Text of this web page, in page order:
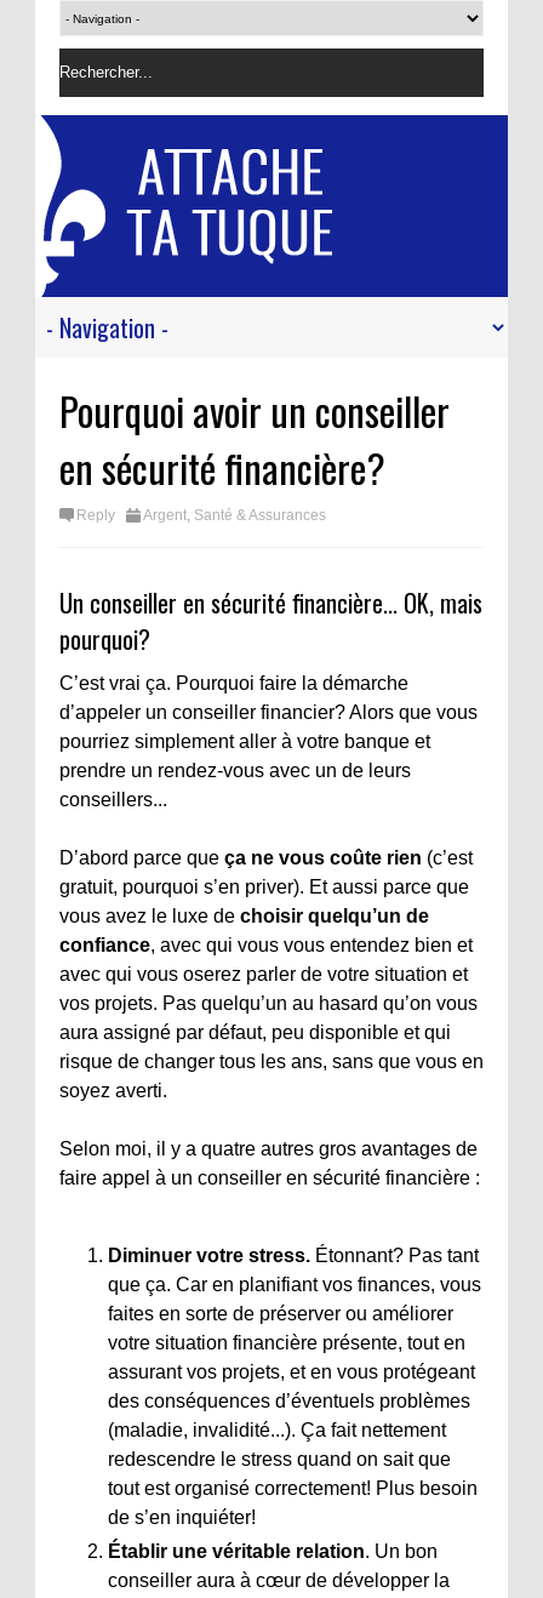
Pourquoi avoir un conseiller
en sécurité financière?
Reply Argent, Santé & Assurances
Un conseiller en sécurité financière... OK, mais
pourquoi?
C’est vrai ça. Pourquoi faire la démarche
d’appeler un conseiller financier? Alors que vous
pourriez simplement aller à votre banque et
prendre un rendez-vous avec un de leurs
conseillers...
D’abord parce que ça ne vous coûte rien (c’est
gratuit, pourquoi s’en priver). Et aussi parce que
vous avez le luxe de choisir quelqu’un de
confiance, avec qui vous vous entendez bien et
avec qui vous oserez parler de votre situation et
vos projets. Pas quelqu’un au hasard qu’on vous
aura assigné par défaut, peu disponible et qui
risque de changer tous les ans, sans que vous en
soyez averti.
Selon moi, il y a quatre autres gros avantages de
faire appel à un conseiller en sécurité financière :
Diminuer votre stress. Étonnant? Pas tant
que ça. Car en planifiant vos finances, vous
faites en sorte de préserver ou améliorer
votre situation financière présente, tout en
assurant vos projets, et en vous protégeant
des conséquences d’éventuels problèmes
(maladie, invalidité...). Ça fait nettement
redescendre le stress quand on sait que
tout est organisé correctement! Plus besoin
de s’en inquiéter!
Établir une véritable relation. Un bon
conseiller aura à cœur de développer la